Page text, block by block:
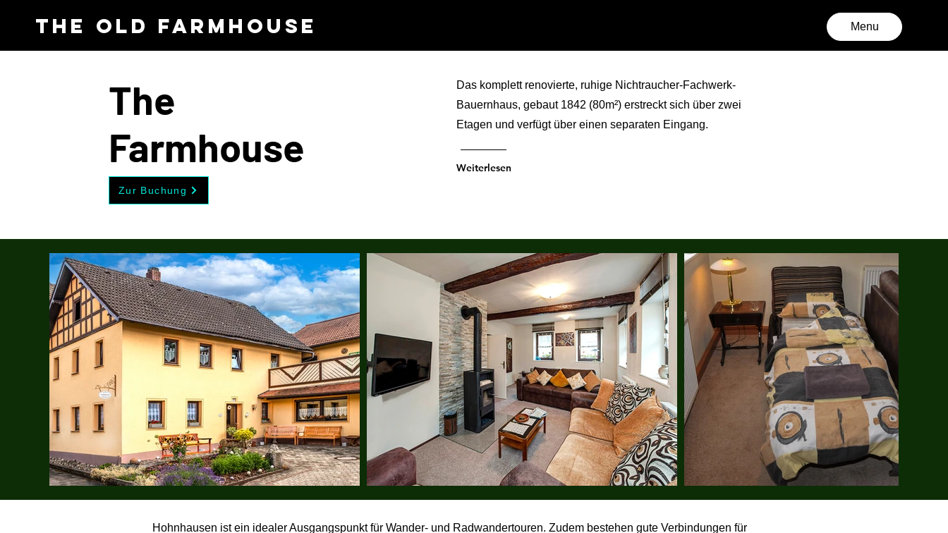
The Old Farmhouse Menu
The
Farmhouse
Zur Buchung
Das komplett renovierte, ruhige Nichtraucher-Fachwerk-
Bauernhaus, gebaut 1842 (80m²) erstreckt sich über zwei
Etagen und verfügt über einen separaten Eingang.
Weiterlesen
Hohnhausen ist ein idealer Ausgangspunkt für Wander- und Radwandertouren. Zudem bestehen gute Verbindungen für